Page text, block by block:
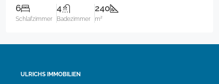
6
Schlafzimmer
4
Badezimmer
240
m²
ULRICHS IMMOBILIEN